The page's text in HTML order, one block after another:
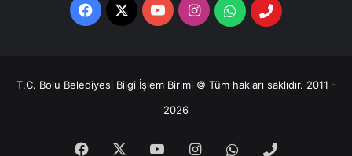
Facebook
X YouTubeInstagramWhatsappTelefon
T.C. Bolu Belediyesi Bilgi İşlem Birimi © Tüm hakları saklıdır. 2011 -
2026
Facebook YouTubeInstagramWhatsappTelefon